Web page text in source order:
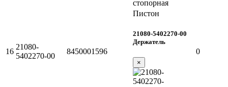
16
21080-
5402270-00
8450001596
Пистон
21080-5402270-00
Держатель
×
0